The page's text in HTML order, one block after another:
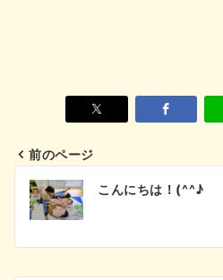
投
稿
前のページ
こんにちは！(^^♪